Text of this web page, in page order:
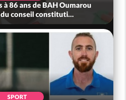
à 86 ans de BAH Oumarou
conseil constituti...
SPORT